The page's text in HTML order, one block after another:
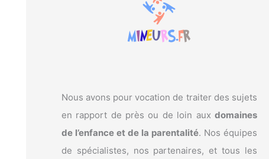
Nous avons pour vocation de traiter des sujets
en rapport de près ou de loin aux domaines
de l’enfance et de la parentalité. Nos équipes
de spécialistes, nos partenaires, et tous les